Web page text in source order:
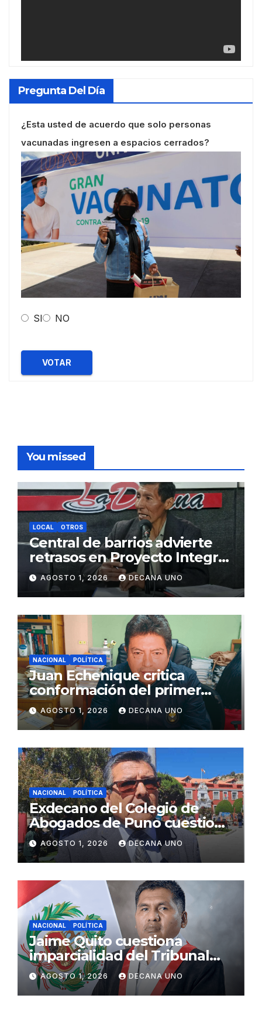
Pregunta Del Día
¿Esta usted de acuerdo que solo personas
vacunadas ingresen a espacios cerrados?
SI NO
VOTAR
You missed
LOCAL OTROS
Central de barrios advierte
retrasos en Proyecto Integral
de Agua y Alcantarillado para
Juliaca
AGOSTO 1, 2026 DECANA UNO
NACIONAL POLÍTICA
Juan Echenique critica
conformación del primer
gabinete ministerial de Keiko
Fujimori
AGOSTO 1, 2026 DECANA UNO
NACIONAL POLÍTICA
Exdecano del Colegio de
Abogados de Puno cuestiona
propuestas sobre seguridad
ciudadana
AGOSTO 1, 2026 DECANA UNO
NACIONAL POLÍTICA
Jaime Quito cuestiona
imparcialidad del Tribunal
Constitucional tras liberación
de Ollanta Humala
AGOSTO 1, 2026 DECANA UNO